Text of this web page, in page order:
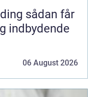
får
indbydende
06 August 2026